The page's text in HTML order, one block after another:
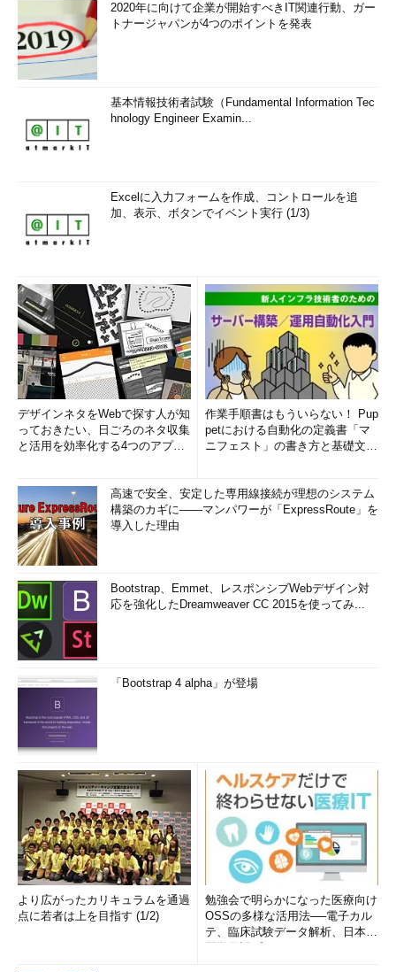
2020年に向けて企業が開始すべきIT関連行動、ガー
トナージャパンが4つのポイントを発表
基本情報技術者試験（Fundamental Information Tec
hnology Engineer Examin...
Excelに入力フォームを作成、コントロールを追
加、表示、ボタンでイベント実行 (1/3)
デザインネタをWebで探す人が知
っておきたい、日ごろのネタ収集
と活用を効率化する4つのアプリ
作業手順書はもういらない！ Pup
petにおける自動化の定義書「マ
ニフェスト」の書き方と基礎文法
高速で安全、安定した専用線接続が理想のシステム
構築のカギに――マンパワーが「ExpressRoute」を
導入した理由
Bootstrap、Emmet、レスポンシブWebデザイン対
応を強化したDreamweaver CC 2015を使ってみ...
「Bootstrap 4 alpha」が登場
より広がったカリキュラムを通過
点に若者は上を目指す (1/2)
勉強会で明らかになった医療向け
OSSの多様な活用法──電子カル
テ、臨床試験データ解析、日本語